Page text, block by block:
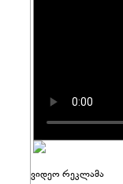
ვიდეო რეკლამა